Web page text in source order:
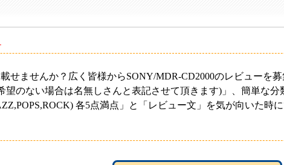
せませんか？広く皆様からSONY/MDR-CD2000のレビューを募
望のない場合は名無しさんと表記させて頂きます)」、簡単な
各5点満点」と「レビュー文」を気が向いた時